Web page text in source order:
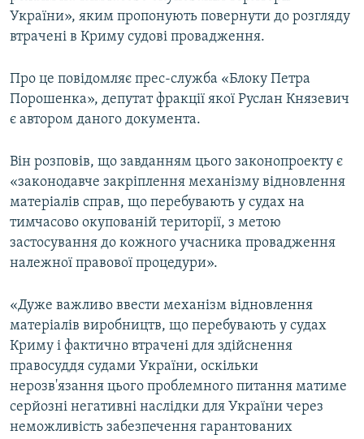
України», яким пропонують повернути до розгляду
втрачені в Криму судові провадження.
Про це повідомляє прес-служба «Блоку Петра
Порошенка», депутат фракції якої Руслан Князевич
є автором даного документа.
Він розповів, що завданням цього законопроекту є
«законодавче закріплення механізму відновлення
матеріалів справ, що перебувають у судах на
тимчасово окупованій території, з метою
застосування до кожного учасника провадження
належної правової процедури».
«Дуже важливо ввести механізм відновлення
матеріалів виробництв, що перебувають у судах
Криму і фактично втрачені для здійснення
правосуддя судами України, оскільки
нерозв'язання цього проблемного питання матиме
серйозні негативні наслідки для України через
неможливість забезпечення гарантованих